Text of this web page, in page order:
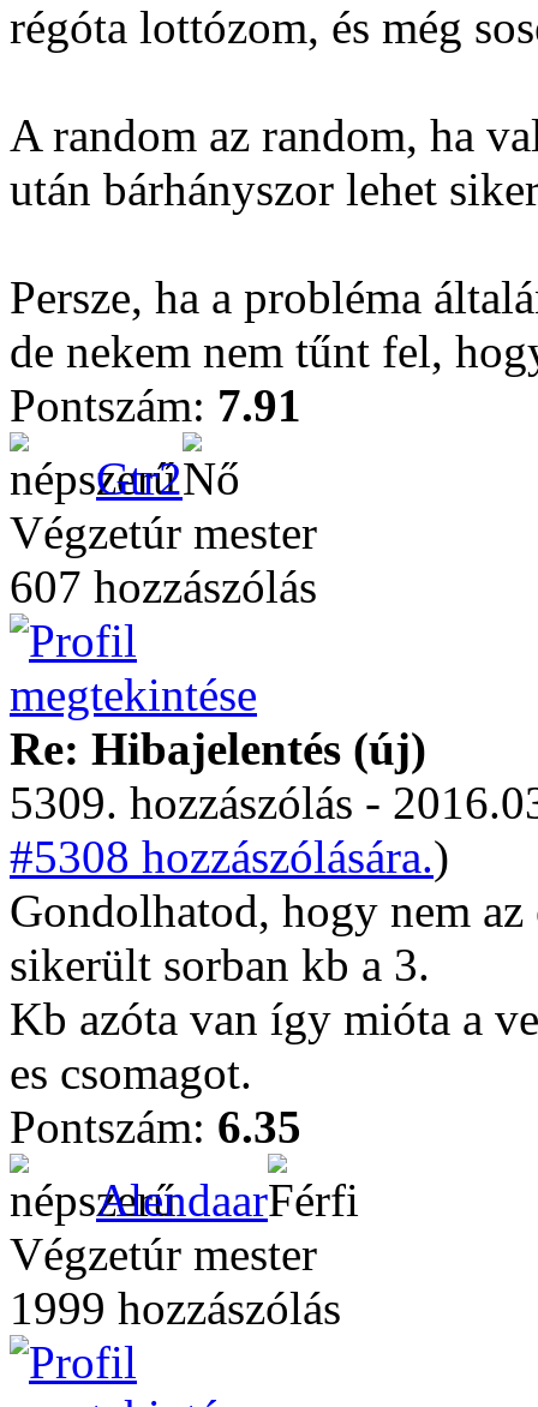
régóta lottózom, és még
A random az random, ha
után bárhányszor lehet
Persze, ha a probléma
de nekem nem tűnt fel,
Pontszám: 7.91
Gtr2
Végzetúr mester
607 hozzászólás
Re: Hibajelentés (új)
5309. hozzászólás -
#5308 hozzászólására.)
Gondolhatod, hogy nem
sikerült sorban kb a 3.
Kb azóta van így mióta a
es csomagot.
Pontszám: 6.35
Alendaar
Végzetúr mester
1999 hozzászólás